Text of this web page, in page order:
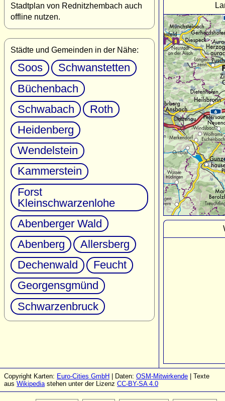
Stadtplan von Rednitzhembach auch
offline nutzen.
Städte und Gemeinden in der Nähe:
Soos
Schwanstetten
Büchenbach
Schwabach
Roth
Heidenberg
Wendelstein
Kammerstein
Forst
Kleinschwarzenlohe
Abenberger Wald
Abenberg
Allersberg
Dechenwald
Feucht
Georgensgmünd
Schwarzenbruck
Copyright Karten: Euro-Cities GmbH | Daten: OSM-Mitwirkende | Texte
aus Wikipediastehen unter der Lizenz CC-BY-SA 4.0